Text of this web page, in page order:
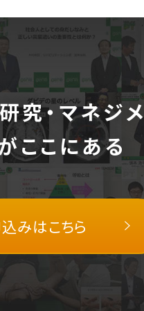
究・マネジ
ここにある
みはこちら